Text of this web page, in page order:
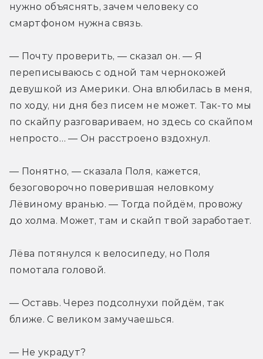
нужно объяснять, зачем человеку со
смартфоном нужна связь.
— Почту проверить, — сказал он. — Я
переписываюсь с одной там чернокожей
девушкой из Америки. Она влюбилась в меня,
по ходу, ни дня без писем не может. Так-то мы
по скайпу разговариваем, но здесь со скайпом
непросто… — Он расстроено вздохнул.
— Понятно, — сказала Поля, кажется,
безоговорочно поверившая неловкому
Лёвиному вранью. — Тогда пойдём, провожу
до холма. Может, там и скайп твой заработает.
Лёва потянулся к велосипеду, но Поля
помотала головой.
— Оставь. Через подсолнухи пойдём, так
ближе. С великом замучаешься.
— Не украдут?